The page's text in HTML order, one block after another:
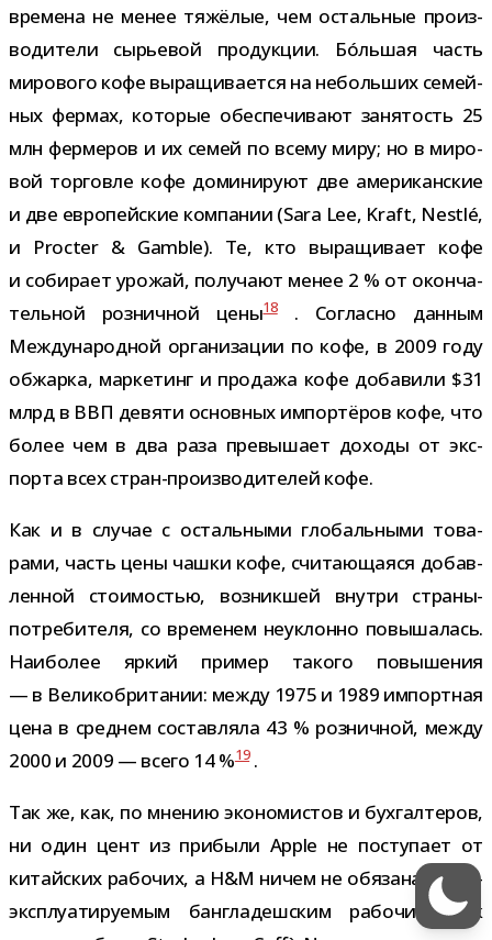
вре­мена не менее тяжё­лые, чем осталь­ные про­из­
во­ди­тели сырье­вой про­дук­ции. Бóльшая часть
миро­вого кофе выра­щи­ва­ется на неболь­ших семей­
ных фер­мах, кото­рые обес­пе­чи­вают заня­тость 25
млн фер­ме­ров и их семей по всему миру; но в миро­
вой тор­говле кофе доми­ни­руют две аме­ри­кан­ские
и две евро­пей­ские ком­па­нии (Sara Lee, Kraft, Nestlé,
и Procter & Gamble). Те, кто выра­щи­вает кофе
и соби­рает уро­жай, полу­чают менее 2 % от окон­ча­
тель­ной роз­нич­ной цены18. Согласно дан­ным
Международной орга­ни­за­ции по кофе, в 2009 году
обжарка, мар­ке­тинг и про­дажа кофе доба­вили $31
млрд в ВВП девяти основ­ных импор­тё­ров кофе, что
более чем в два раза пре­вы­шает доходы от экс­
порта всех стран-​производителей кофе.
Как и в слу­чае с осталь­ными гло­баль­ными това­
рами, часть цены чашки кофе, счи­та­ю­ща­яся добав­
лен­ной сто­и­мо­стью, воз­ник­шей внутри страны-​
потребителя, со вре­ме­нем неуклонно повы­ша­лась.
Наиболее яркий при­мер такого повы­ше­ния
— в Великобритании: между 1975 и 1989 импорт­ная
цена в сред­нем состав­ляла 43 % роз­нич­ной, между
2000 и 2009 — всего 14 %19.
Так же, как, по мне­нию эко­но­ми­стов и бух­гал­те­ров,
ни один цент из при­были Apple не посту­пает от
китай­ских рабо­чих, а H&M ничем не обя­зана сверх­
экс­плу­а­ти­ру­е­мым бан­гла­деш­ским рабо­чим, так